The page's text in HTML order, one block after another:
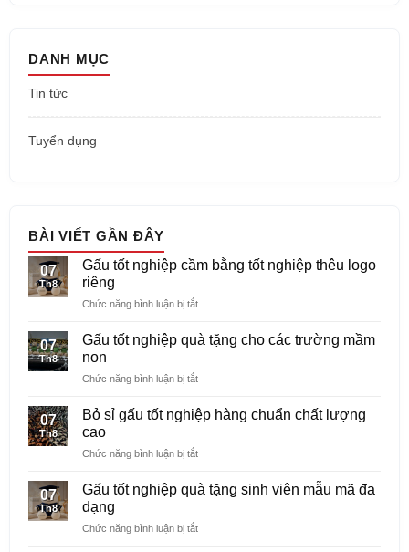
DANH MỤC
Tin tức
Tuyển dụng
BÀI VIẾT GẦN ĐÂY
07
Th8
Gấu tốt nghiệp cầm bằng tốt nghiệp thêu logo
riêng
Chức năng bình luận bị tắtở
tốt
nghiệp
bằng
nghiệp
riêng
07
Th8
Gấu tốt nghiệp quà tặng cho các trường mầm
non
Chức năng bình luận bị tắtở
tốt
nghiệp
tặng
các
non
07
Th8
Bỏ sỉ gấu tốt nghiệp hàng chuẩn chất lượng
cao
Chức năng bình luận bị tắtở
sỉ
nghiệp
07
Th8
Gấu tốt nghiệp quà tặng sinh viên mẫu mã đa
dạng
Chức năng bình luận bị tắtở